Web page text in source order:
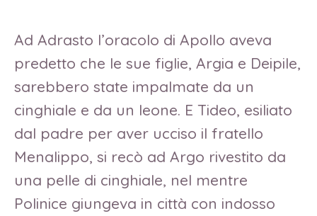
Ad Adrasto l’oracolo di Apollo aveva
predetto che le sue figlie, Argia e Deipile,
sarebbero state impalmate da un
cinghiale e da un leone. E Tideo, esiliato
dal padre per aver ucciso il fratello
Menalippo, si recò ad Argo rivestito da
una pelle di cinghiale, nel mentre
Polinice giungeva in città con indosso